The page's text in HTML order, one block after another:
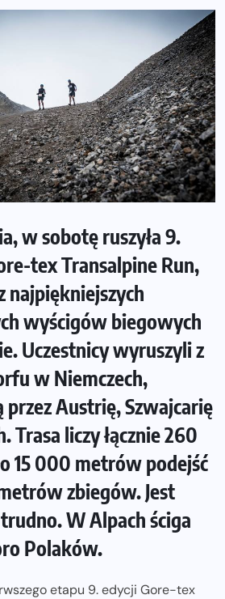
w sobotę ruszyła 9.
tex Transalpine Run,
najpiękniejszych
wyścigów biegowych
Uczestnicy wyruszyli z
w Niemczech,
przez Austrię, Szwajcarię
Trasa liczy łącznie 260
15 000 metrów podejść
zbiegów. Jest
W Alpach ściga
Polaków.
etapu 9. edycji Gore-tex